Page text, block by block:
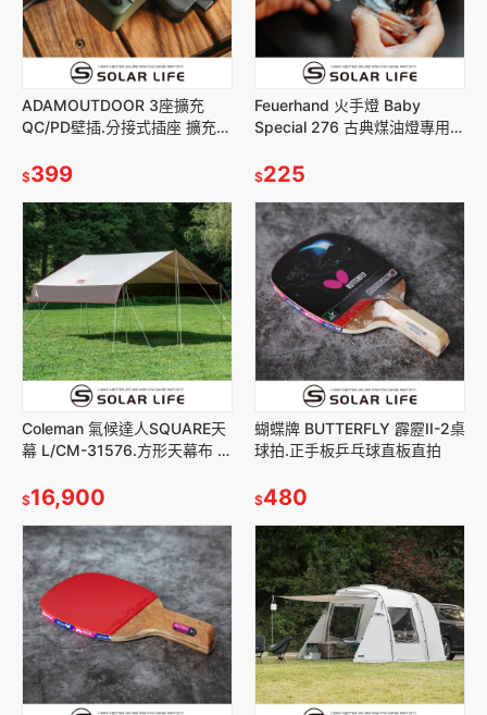
ADAMOUTDOOR 3座擴充
QC/PD壁插.分接式插座 擴充插
插
$399
Feuerhand 火手燈 Baby
Special 276 古典煤油燈專用玻
煤油燈罩
$225
Coleman 氣候達人SQUARE天
幕 L/CM-31576.方形天幕布 廣
事帳 防水
$16,900
蝴蝶牌 BUTTERFLY 霹靂II-2桌
球拍.正手板乒乓球直板直拍
$480